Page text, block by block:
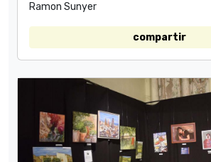
Ramon Sunyer
compartir